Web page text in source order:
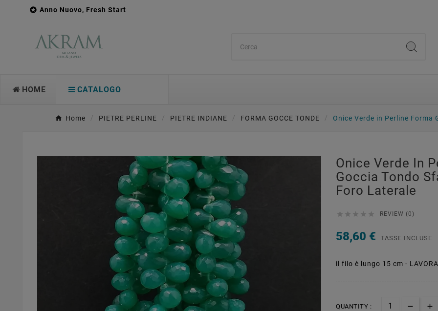
 Anno Nuovo, Fresh Start
HOME CATALOGO
Home PIETRE PERLINE PIETRE INDIANE FORMA GOCCE TONDE Onice Verde in Perline
Onice Verde In
Goccia Tondo
Foro Laterale
     REVIEW (0)
58,60 € TASSE INCLUSE
il filo è lungo 15 cm -
QUANTITY :